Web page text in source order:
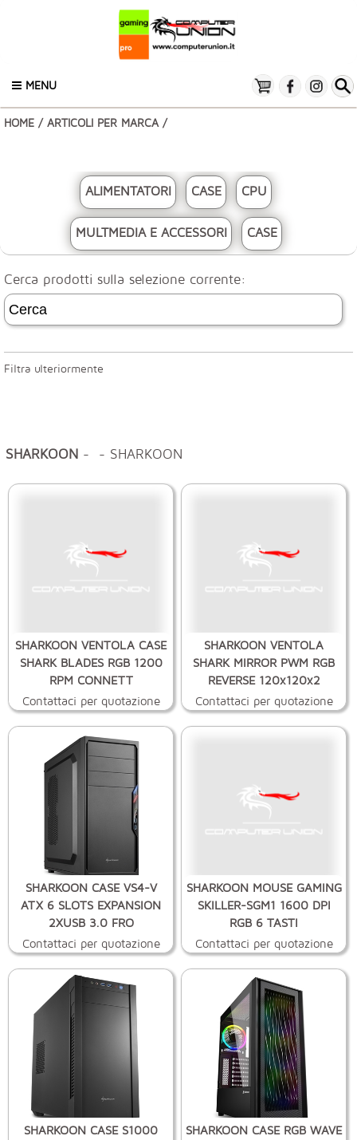
MENU
HOME / ARTICOLI PER MARCA /
ALIMENTATORI CASE CPU
MULTMEDIA E ACCESSORI CASE
Cerca prodotti sulla selezione corrente:
Filtra ulteriormente
SHARKOON - - SHARKOON
SHARKOON VENTOLA CASE
SHARK BLADES RGB 1200
RPM CONNETT
Contattaci per quotazione
SHARKOON VENTOLA
SHARK MIRROR PWM RGB
REVERSE 120x120x2
Contattaci per quotazione
SHARKOON CASE VS4-V
ATX 6 SLOTS EXPANSION
2XUSB 3.0 FRO
Contattaci per quotazione
SHARKOON MOUSE GAMING
SKILLER-SGM1 1600 DPI
RGB 6 TASTI
Contattaci per quotazione
SHARKOON CASE S1000
SHARKOON CASE RGB WAVE